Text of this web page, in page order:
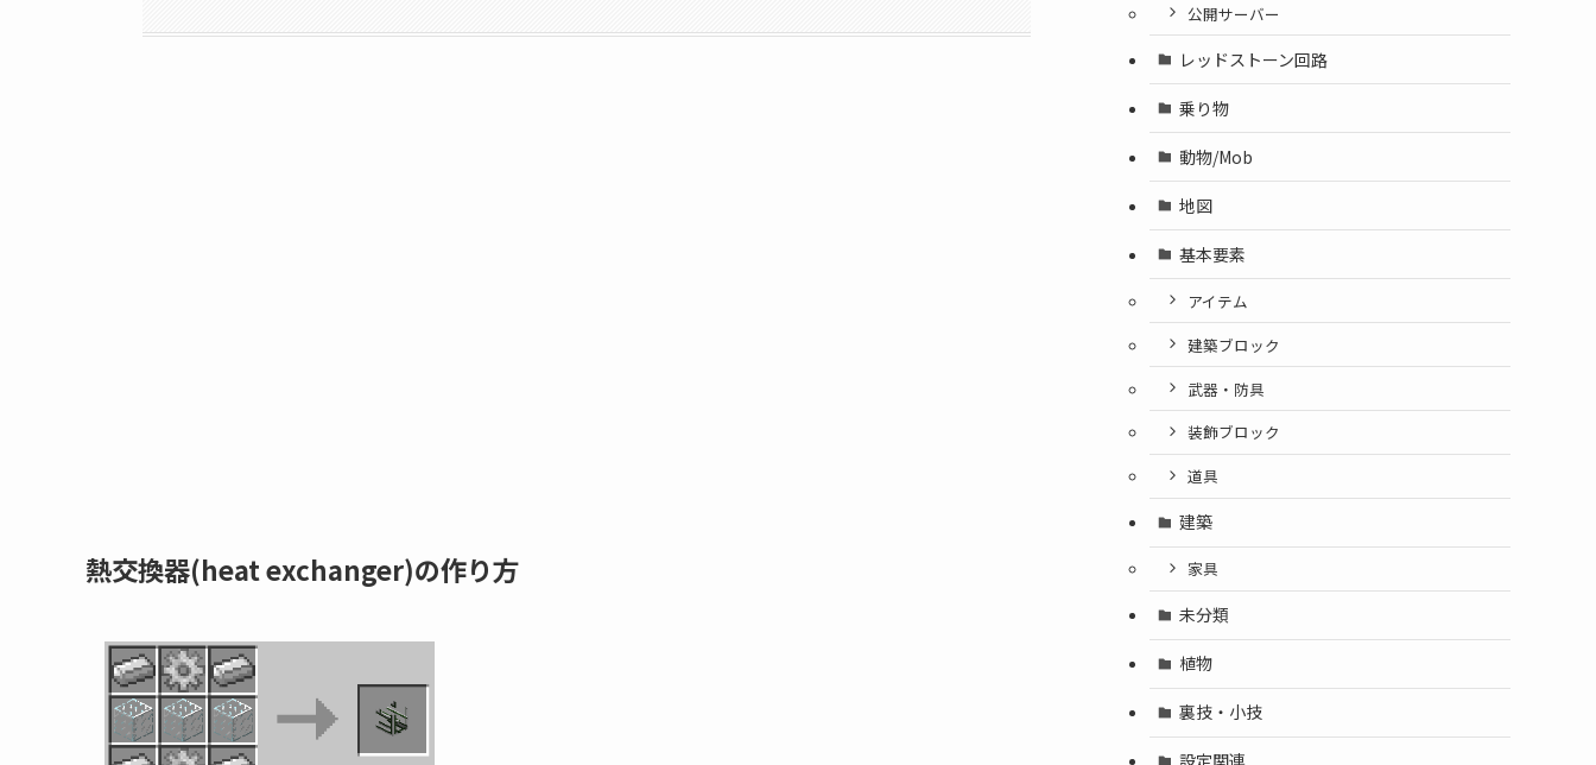
熱交換器(heat exchanger)の作り方
公開サーバー
レッドストーン回路
乗り物
動物/Mob
地図
基本要素
アイテム
建築ブロック
武器・防具
装飾ブロック
道具
建築
家具
未分類
植物
裏技・小技